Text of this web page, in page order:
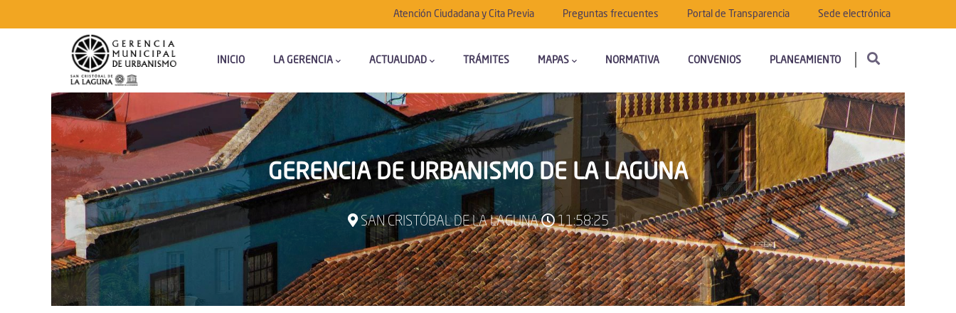
Submenú
Atención Ciudadana y Cita Previa Preguntas frecuentes Portal de Transparencia Sede electrónica
Principal
INICIO LA GERENCIA ACTUALIDAD TRÁMITES MAPAS NORMATIVA CONVENIOS PLANEAMIENTO
GERENCIA DE URBANISMO DE LA LAGUNA
SAN CRISTÓBAL DE LA LAGUNA 11:58:26